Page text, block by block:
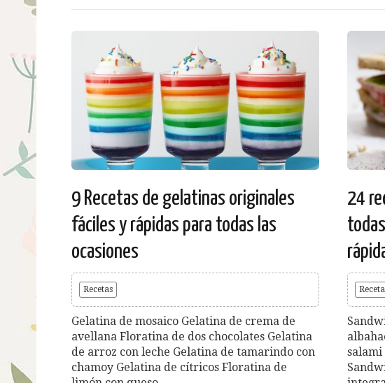
9 Recetas de gelatinas originales
fáciles y rápidas para todas las
ocasiones
Recetas
Gelatina de mosaico Gelatina de crema de
avellana Floratina de dos chocolates Gelatina
de arroz con leche Gelatina de tamarindo con
chamoy Gelatina de cítricos Floratina de
24
salami